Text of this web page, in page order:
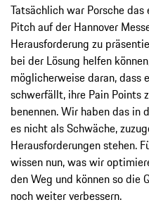
Tatsächlich war Porsche
Pitch auf der Hannover
Herausforderung zu
bei der Lösung helfen
möglicherweise daran, dass
schwerfällt, ihre Pain Points
benennen. Wir haben das in
es nicht als Schwäche,
Herausforderungen stehen.
wissen nun, was wir
den Weg und können so die
noch weiter verbessern.